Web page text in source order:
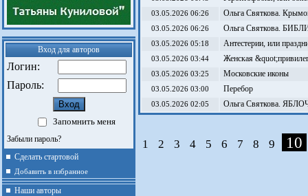
Вход для авторов
Логин:
Пароль:
Запомнить меня
Забыли пароль?
Сделать стартовой
Добавить в избранное
Наши авторы
03.05.2026 06:26 Ольга Святкова.
03.05.2026 06:26 Ольга Святкова.
03.05.2026 05:18 Антестерии, или
03.05.2026 03:44 Женская
03.05.2026 03:25 Московские иконы
03.05.2026 03:00 Перебор
03.05.2026 02:05 Ольга Святкова.
1 2 3 4 5 6 7 8 9 10